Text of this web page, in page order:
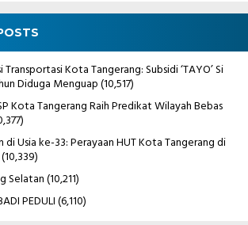
Kota Tangerang: Subsidi ‘TAYO’ Si
Diduga Menguap(10,517)
Kota Tangerang Raih Predikat Wilayah Bebas
Usia ke-33: Perayaan HUT Kota Tangerang di
(10,339)
Selatan(10,211)
PEDULI(6,110)